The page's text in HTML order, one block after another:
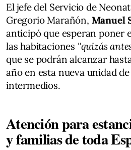
El jefe del Servicio de
Gregorio Marañón, Manuel
anticipó que esperan poner
las habitaciones "quizás
que se podrán alcanzar
año en esta nueva unidad
intermedios.
Atención para
y familias de toda